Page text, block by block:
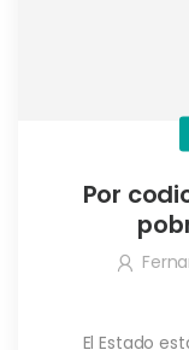
Por
El Estado